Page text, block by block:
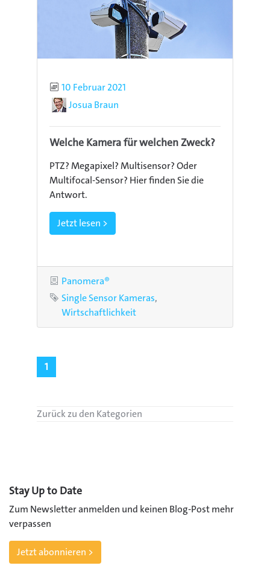
Publiziert
10 Februar 2021
AutorJosua Braun
Welche Kamera für welchen Zweck?
PTZ? Megapixel? Multisensor? Oder
Multifocal-Sensor? Hier finden Sie die
Antwort.
Jetzt lesen >
Kategorie
Panomera®
Schlagworte
Single Sensor Kameras
Wirtschaftlichkeit
1
Zurück zu den Kategorien
Stay Up to Date
Zum Newsletter anmelden und keinen Blog-Post mehr
verpassen
Jetzt abonnieren >